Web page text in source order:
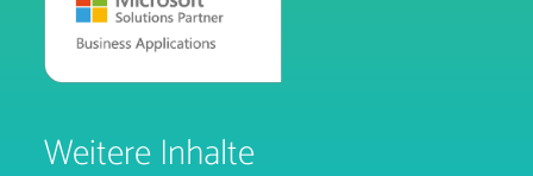
Weitere Inhalte